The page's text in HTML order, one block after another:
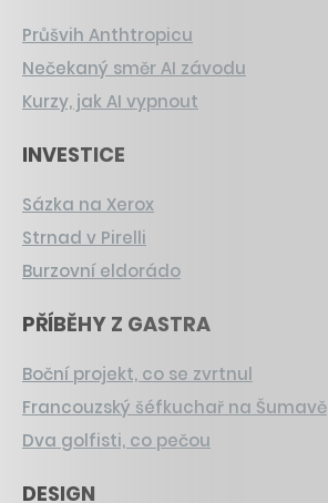
Průšvih Anthtropicu
Nečekaný směr AI závodu
Kurzy, jak AI vypnout
INVESTICE
Sázka na Xerox
Strnad v Pirelli
Burzovní eldorádo
PŘÍBĚHY Z GASTRA
Boční projekt, co se zvrtnul
Francouzský šéfkuchař na Šumavě
Dva golfisti, co pečou
DESIGN